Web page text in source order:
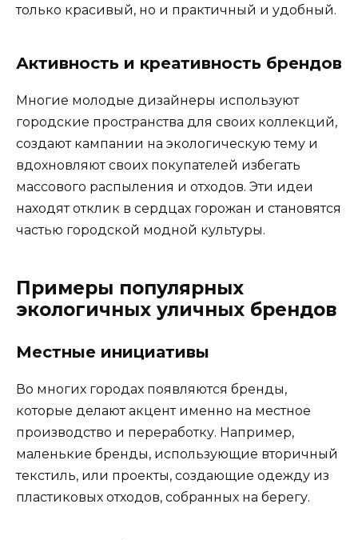
только красивый, но и практичный и удобный.
Активность и креативность брендов
Многие молодые дизайнеры используют
городские пространства для своих коллекций,
создают кампании на экологическую тему и
вдохновляют своих покупателей избегать
массового распыления и отходов. Эти идеи
находят отклик в сердцах горожан и становятся
частью городской модной культуры.
Примеры популярных
экологичных уличных брендов
Местные инициативы
Во многих городах появляются бренды,
которые делают акцент именно на местное
производство и переработку. Например,
маленькие бренды, использующие вторичный
текстиль, или проекты, создающие одежду из
пластиковых отходов, собранных на берегу.